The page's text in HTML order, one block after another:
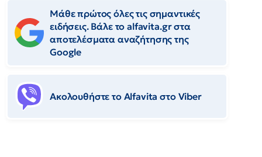
Μάθε πρώτος όλες τις σημαντικές
ειδήσεις. Βάλε το alfavita.gr στα
αποτελέσματα αναζήτησης της
Google
Ακολουθήστε το Αlfavita στο Viber